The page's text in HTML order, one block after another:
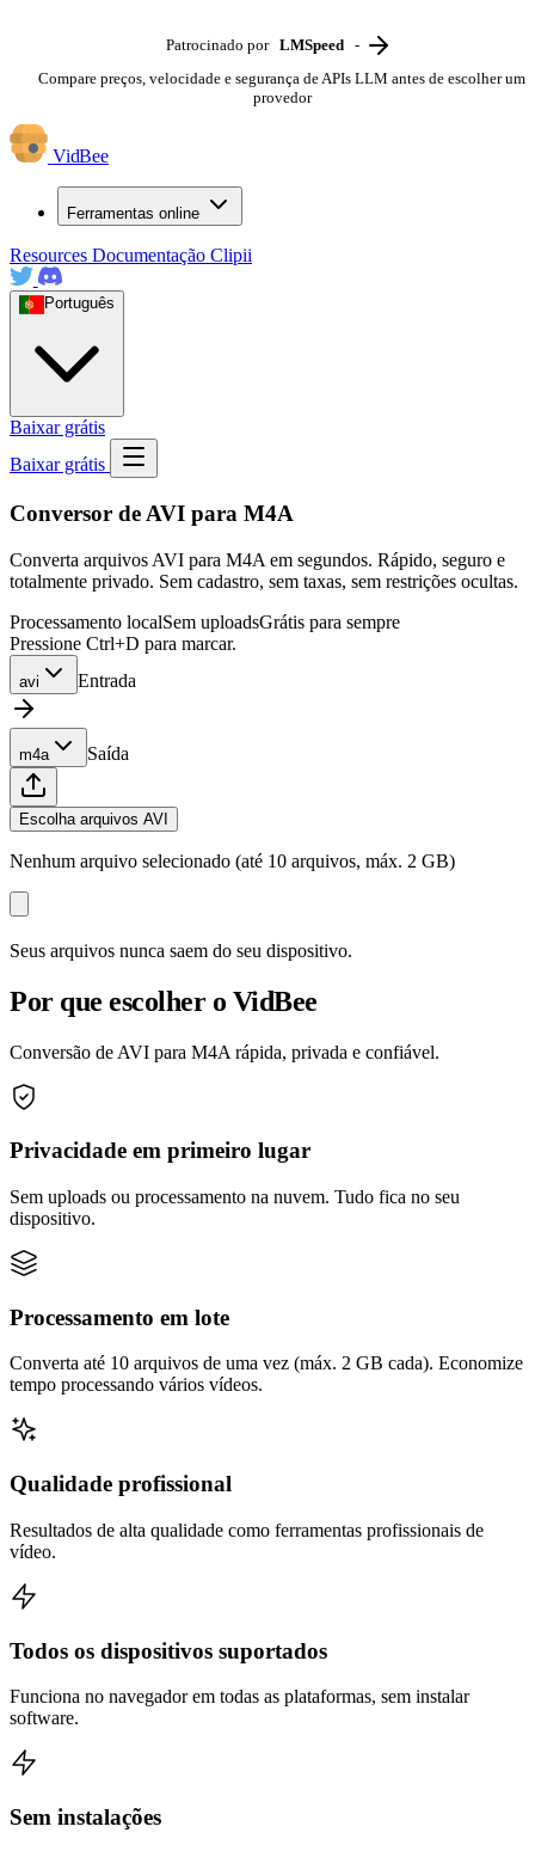
Patrocinado por LMSpeed -
Compare preços, velocidade e segurança de APIs LLM antes de escolher um
provedor
VidBee
Ferramentas online
Resources Documentação Clipii
Português
Baixar grátis
Baixar grátis
Conversor de AVI para M4A
Converta arquivos AVI para M4A em segundos. Rápido, seguro e
totalmente privado. Sem cadastro, sem taxas, sem restrições ocultas.
Processamento localSem uploadsGrátis para sempre
Pressione Ctrl+D para marcar.
avi Entrada
m4a Saída
Escolha arquivos AVI
Nenhum arquivo selecionado (até 10 arquivos, máx. 2 GB)
Seus arquivos nunca saem do seu dispositivo.
Por que escolher o VidBee
Conversão de AVI para M4A rápida, privada e confiável.
Privacidade em primeiro lugar
Sem uploads ou processamento na nuvem. Tudo fica no seu
dispositivo.
Processamento em lote
Converta até 10 arquivos de uma vez (máx. 2 GB cada). Economize
tempo processando vários vídeos.
Qualidade profissional
Resultados de alta qualidade como ferramentas profissionais de
vídeo.
Todos os dispositivos suportados
Funciona no navegador em todas as plataformas, sem instalar
software.
Sem instalações